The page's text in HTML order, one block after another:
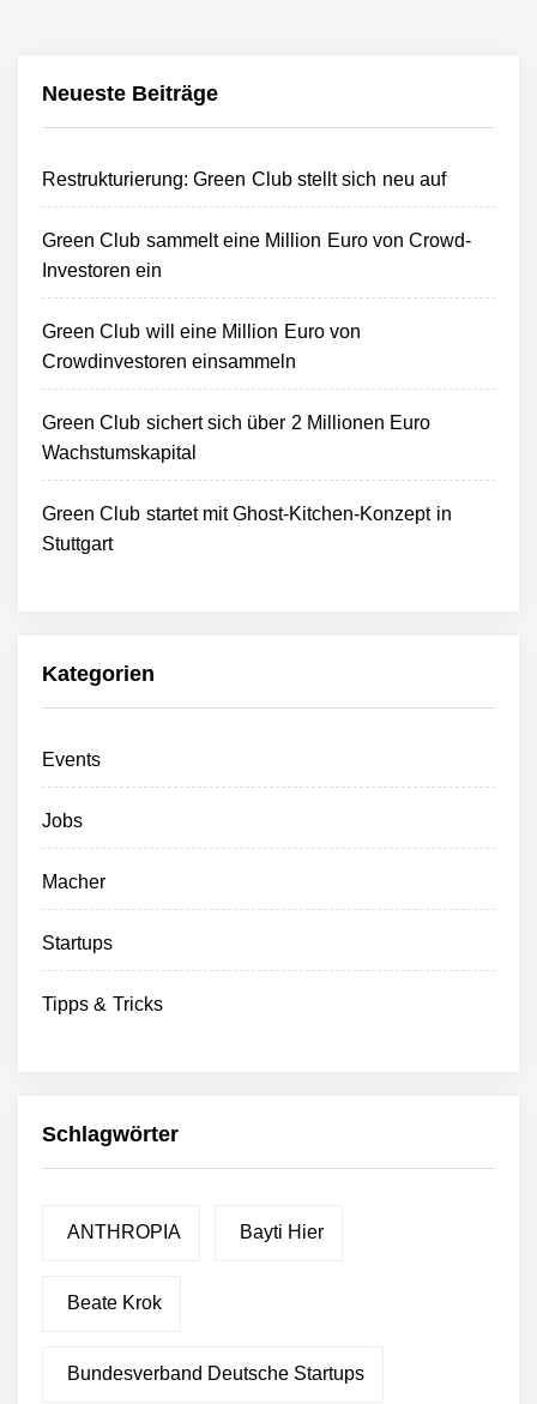
Neueste Beiträge
Restrukturierung: Green Club stellt sich neu auf
Green Club sammelt eine Million Euro von Crowd-
Investoren ein
Green Club will eine Million Euro von
Crowdinvestoren einsammeln
Green Club sichert sich über 2 Millionen Euro
Wachstumskapital
Green Club startet mit Ghost-Kitchen-Konzept in
Stuttgart
Kategorien
Events
Jobs
Macher
Startups
Tipps & Tricks
Schlagwörter
ANTHROPIA Bayti Hier
Beate Krok
Bundesverband Deutsche Startups